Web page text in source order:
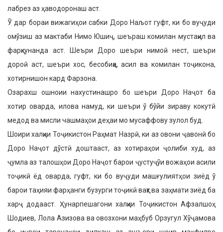
лабрез аз ҳаводоронаш аст.
Ў дар бораи вижагиҳои сабки Доро Наљот гуфт, ки бо вуҷуди
омўзиш аз мактаби Нимо Юшиҷ, шеъраш комилан мустақил ва
фарқкунанда аст. Шеъри Доро шеъри нимоӣ нест, шеъри
дороӣ аст, шеъри хос, бесобиқа, асил ва комилан тоҷикона,
хотирнишон кард Фарзона.
Озарахш ошноии нахустинашро бо шеъри Доро Наҷот ба
хотир оварда, илова намуд, ки шеъри ў бўйи зираву кокутӣ
медод ва мисли чашмаҳои деҳаи мо мусаффову зулол буд.
Шоири халқии Тоҷикистон Раҳмат Назрӣ, ки аз овони ҷавонӣ бо
Доро Наҷот дўстӣ доштааст, аз хотираҳои ҷолиби худ, аз
ҷумла аз талошҳои Доро Наҷот барои ҷустуҷўи вожаҳои асили
тоҷикӣ ёд оварда, гуфт, ки бо вуҷуди машғулиятҳои зиёд ў
барои таҳияи фарҳанги бузурги тоҷикӣ вақт ва заҳмати зиёд ба
харҷ додааст. Ҳунарпешагони халқии Тоҷикистон Афзалшоҳ
Шодиев, Лола Азизова ва овозхони маҳбуб Орзугул Хўҷамова